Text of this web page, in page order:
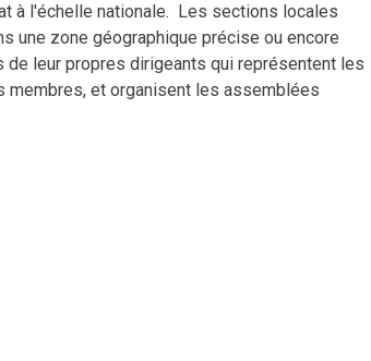
à l'échelle nationale. Les sections locales
une zone géographique précise ou encore
leur propres dirigeants qui représentent les
membres, et organisent les assemblées